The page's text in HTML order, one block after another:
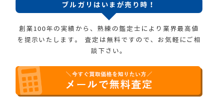
ブルガリはいまが売り時！
創業100年の実績から、熟練の鑑定士により業界最高値
を提示いたします。
査定は無料ですので、お気軽にご相
談下さい。